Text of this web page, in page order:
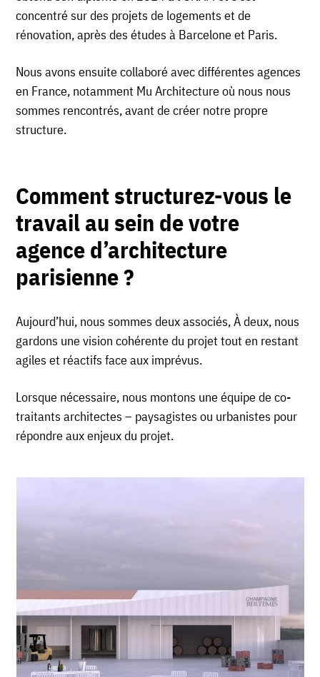
concentré sur des projets de logements et de
rénovation, après des études à Barcelone et Paris.
Nous avons ensuite collaboré avec différentes agences
en France, notamment Mu Architecture où nous nous
sommes rencontrés, avant de créer notre propre
structure.
Comment structurez-vous le
travail au sein de votre
agenced’architecture
parisienne ?
Aujourd’hui, nous sommes deux associés, À deux, nous
gardons une vision cohérente du projet tout en restant
agiles et réactifs face aux imprévus.
Lorsque nécessaire, nous montons une équipe de co-
traitants architectes – paysagistes ou urbanistes pour
répondre aux enjeux du projet.